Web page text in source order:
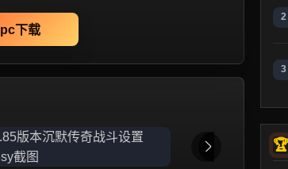
pc下载
2
3